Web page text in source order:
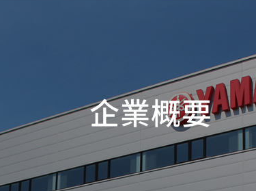
MT-09
550+
550+
MT-07
125
Vinoora
125
瀏覽紀錄
企業概要